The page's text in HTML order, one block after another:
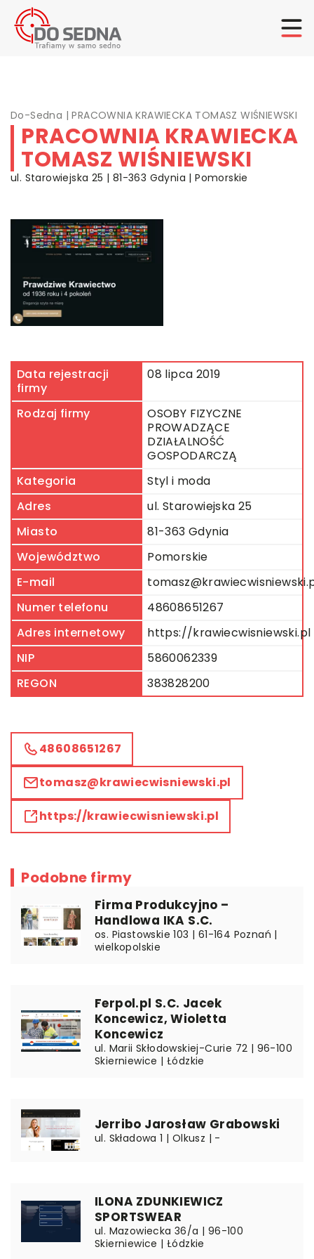
Do-Sedna |PRACOWNIA KRAWIECKA TOMASZ WIŚNIEWSKI
PRACOWNIA KRAWIECKA
TOMASZ WIŚNIEWSKI
ul. Starowiejska 25 | 81-363 Gdynia | Pomorskie
Data rejestracji
firmy
08 lipca 2019
Rodzaj firmy
OSOBY FIZYCZNE
PROWADZĄCE
DZIAŁALNOŚĆ
GOSPODARCZĄ
Kategoria
Styl i moda
Adres
ul. Starowiejska 25
Miasto
81-363 Gdynia
Województwo
Pomorskie
E-mail
Numer telefonu
48608651267
Adres internetowy
https://krawiecwisniewski.pl
NIP
5860062339
REGON
383828200
48608651267
tomasz@krawiecwisniewski.pl
https://krawiecwisniewski.pl
Podobne firmy
Firma Produkcyjno –
Handlowa IKA S.C.
os. Piastowskie 103 | 61-164 Poznań |
wielkopolskie
Ferpol.pl S.C. Jacek
Koncewicz, Wioletta
Koncewicz
ul. Marii Skłodowskiej-Curie 72 | 96-100
Skierniewice | Łódzkie
Jerribo Jarosław Grabowski
ul. Składowa 1 | Olkusz | -
ILONA ZDUNKIEWICZ
SPORTSWEAR
ul. Mazowiecka 36/a | 96-100
Skierniewice | Łódzkie